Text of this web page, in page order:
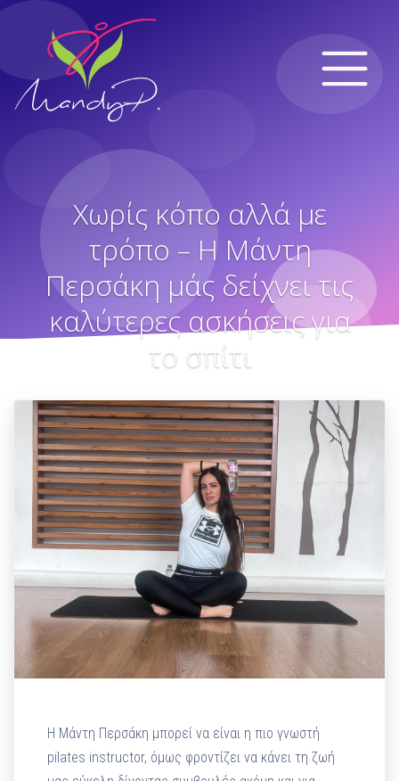
Χωρίς κόπο αλλά με
τρόπο – Η Μάντη
Περσάκη μάς δείχνει τις
καλύτερες ασκήσεις για
το σπίτι
Η Μάντη Περσάκη μπορεί να είναι η πιο γνωστή
pilates instructor, όμως φροντίζει να κάνει τη ζωή